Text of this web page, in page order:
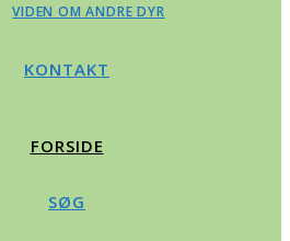
VIDEN OM ANDRE DYR
KONTAKT
FORSIDE
SØG